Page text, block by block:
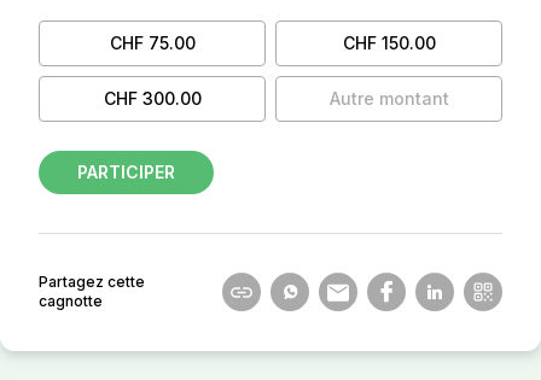
CHF 75.00 CHF 150.00
CHF 300.00 Autre montant
PARTICIPER
Partagez cette
cagnotte